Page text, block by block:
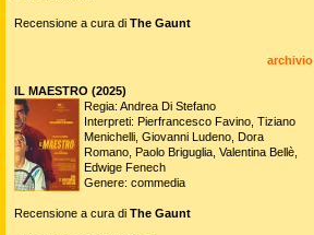
Recensione a cura di The Gaunt
archivio
IL MAESTRO (2025)
Regia: Andrea Di Stefano
Interpreti: Pierfrancesco Favino, Tiziano
Menichelli, Giovanni Ludeno, Dora
Romano, Paolo Briguglia, Valentina Bellè,
Edwige Fenech
Genere: commedia
Recensione a cura di The Gaunt